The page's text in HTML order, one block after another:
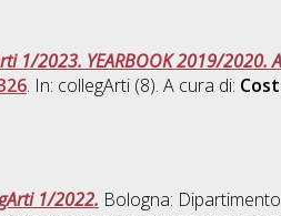
1/2023. YEARBOOK 2019/2020.
. In: collegArti (8). A cura di:
1/2022. Bologna: